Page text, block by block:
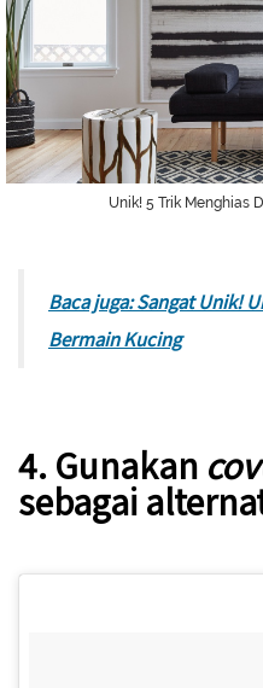
Unik! 5 Trik Menghias
Baca juga: Sangat Unik!
Bermain Kucing
4. Gunakan
sebagai